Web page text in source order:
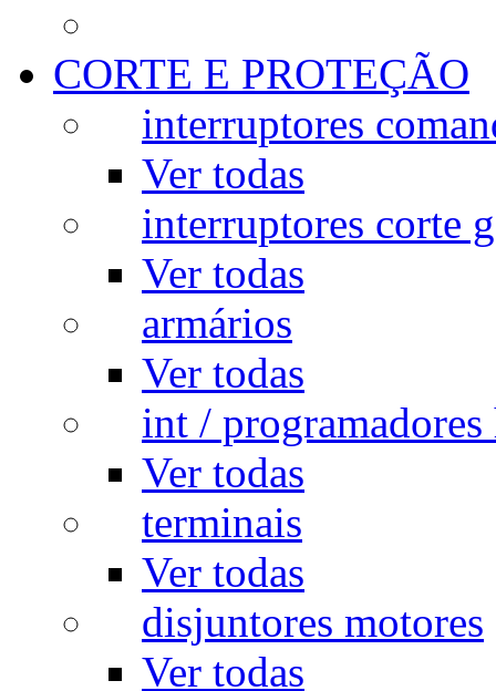
CORTE E PROTEÇÃO
interruptores
Ver todas
interruptores corte
Ver todas
armários
Ver todas
int / programadores
Ver todas
terminais
Ver todas
disjuntores motores
Ver todas